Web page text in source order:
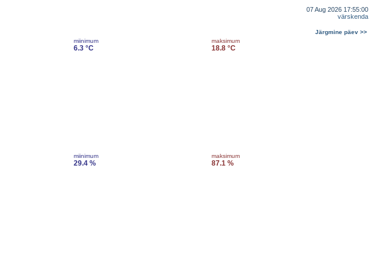
07 Aug 2026 17:55:00
värskenda
Järgmine päev >>
miinimum
6.3 °C
maksimum
18.8 °C
miinimum
29.4 %
maksimum
87.1 %